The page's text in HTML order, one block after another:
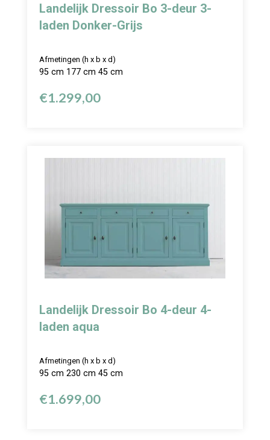
Landelijk Dressoir Bo 3-deur 3-
laden Donker-Grijs
Afmetingen (h x b x d)
95 cm 177 cm 45 cm
€1.299,00
Landelijk Dressoir Bo 4-deur 4-
laden aqua
Afmetingen (h x b x d)
95 cm 230 cm 45 cm
€1.699,00